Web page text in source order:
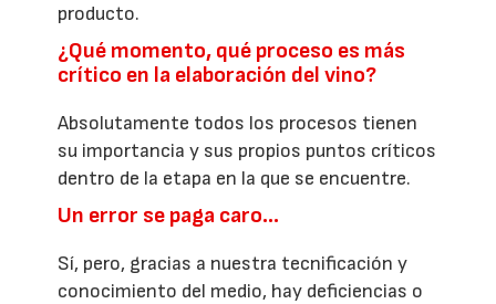
producto.
¿Qué momento, qué proceso es más
crítico en la elaboración del vino?
Absolutamente todos los procesos tienen
su importancia y sus propios puntos críticos
dentro de la etapa en la que se encuentre.
Un error se paga caro…
Sí, pero, gracias a nuestra tecnificación y
conocimiento del medio, hay deficiencias o